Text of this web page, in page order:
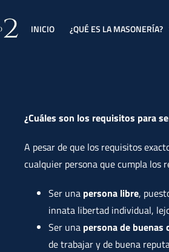
INICIO ¿QUÉ ES LA MASONERÍA?
¿Cuáles son los requisitos para
A pesar de que los requisitos
cualquier persona que cumpla los
Ser una persona libre,
innata libertad individual,
Ser una persona de buenas
de trabajar y de buena